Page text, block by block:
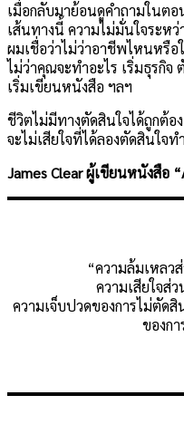
เมื่อกลับมาย้อนดูคำถามในตอ
เส้นทางนี้ ความไม่มั่นใจระห
ผมเชื่อว่าไม่ว่าอาชีพไหนหรื
ไม่ว่าคุณจะทำอะไร เริ่มธุรกิจ
เริ่มเขียนหนังสือ ฯลฯ
ชีวิตไม่มีทางตัดสินใจได้ถูกต้อ
จะไม่เสียใจที่ได้ลองตัดสินใจทำ
James Clear ผู้เขียนหนังสือ
“ความล้มเหลว
ความเสียใจส่
ความเจ็บปวดของการไม่ตัด
ของก